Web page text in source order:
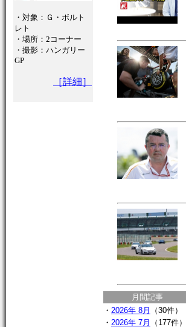
・対象：Ｇ・ボルト
レト
・場所：2コーナー
・撮影：ハンガリー
GP
［詳細］
月間記事
・ 2026年 8月
（30件）
・ 2026年 7月 （177件）